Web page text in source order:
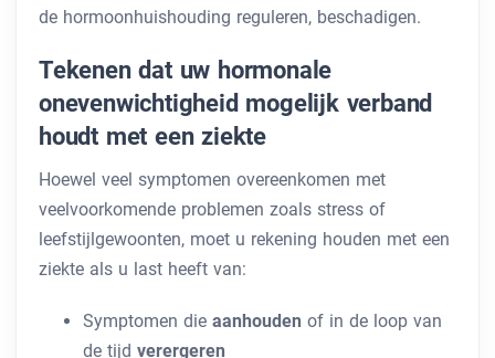
de hormoonhuishouding reguleren, beschadigen.
Tekenen dat uw hormonale
onevenwichtigheid mogelijk verband
houdt met een ziekte
Hoewel veel symptomen overeenkomen met
veelvoorkomende problemen zoals stress of
leefstijlgewoonten, moet u rekening houden met een
ziekte als u last heeft van:
Symptomen die aanhouden of in de loop van
de tijd verergeren